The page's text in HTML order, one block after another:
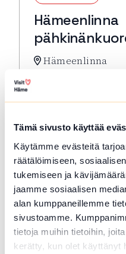
Tämä sivusto käyttää
Käytämme evästeitä
räätälöimiseen,
tukemiseen ja
jaamme sosiaalisen
alan kumppaneillemme
sivustoamme.
tietoja muihin tietoihin,
kerätty, kun olet käyttänyt
Hämeenlinna
Hämeenlinna
Hämeenlinna
kävelykierros.
Lue lisää